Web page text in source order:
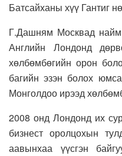
Батсайханы хүү Гантиг
Г.Дашням Москвад
Английн Лондонд
хөлбөмбөгийн орон
багийн эзэн болох
Монголдоо ирээд
2008 онд Лондонд их
бизнест оролцохын
аавынхаа үүсгэн